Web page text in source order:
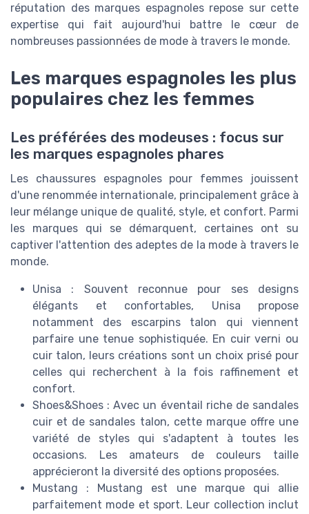
réputation des marques espagnoles repose sur cette
expertise qui fait aujourd'hui battre le cœur de
nombreuses passionnées de mode à travers le monde.
Les marques espagnoles les plus
populaires chez les femmes
Les préférées des modeuses : focus sur
les marques espagnoles phares
Les chaussures espagnoles pour femmes jouissent
d'une renommée internationale, principalement grâce à
leur mélange unique de qualité, style, et confort. Parmi
les marques qui se démarquent, certaines ont su
captiver l'attention des adeptes de la mode à travers le
monde.
Unisa : Souvent reconnue pour ses designs
élégants et confortables, Unisa propose
notamment des escarpins talon qui viennent
parfaire une tenue sophistiquée. En cuir verni ou
cuir talon, leurs créations sont un choix prisé pour
celles qui recherchent à la fois raffinement et
confort.
Shoes&Shoes : Avec un éventail riche de sandales
cuir et de sandales talon, cette marque offre une
variété de styles qui s'adaptent à toutes les
occasions. Les amateurs de couleurs taille
apprécieront la diversité des options proposées.
Mustang : Mustang est une marque qui allie
parfaitement mode et sport. Leur collection inclut